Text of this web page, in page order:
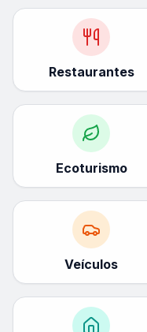
Restaurantes
Ecoturismo
Veículos